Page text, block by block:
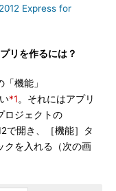
Express for
リを作るには？
機能」
*1。それにはアプリ
ロジェクトの
で開き、［機能］タ
クを入れる（次の画